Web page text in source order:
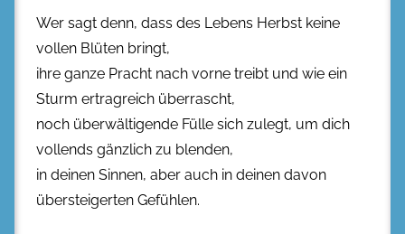
Wer sagt denn, dass des Lebens Herbst keine
vollen Blüten bringt,
ihre ganze Pracht nach vorne treibt und wie ein
Sturm ertragreich überrascht,
noch überwältigende Fülle sich zulegt, um dich
vollends gänzlich zu blenden,
in deinen Sinnen, aber auch in deinen davon
übersteigerten Gefühlen.